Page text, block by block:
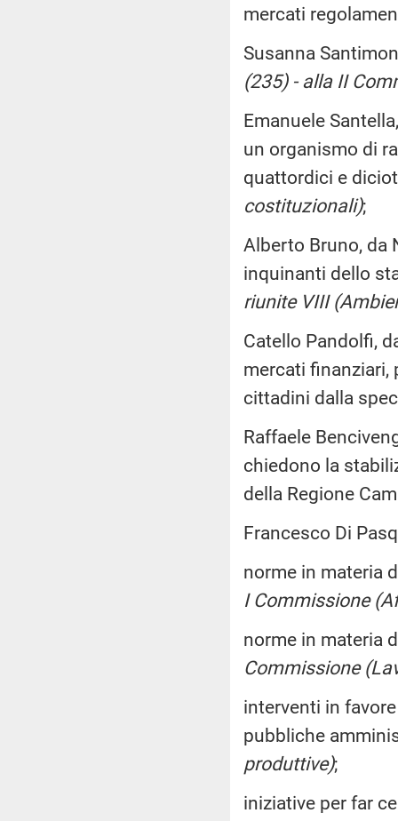
mercati
Susanna
(235) - alla II
Emanuele
un organismo di
quattordici e
costituzionali);
Alberto Bruno, da
inquinanti dello
riunite VIII
Catello Pandolfi,
mercati finanziari,
cittadini dalla
Raffaele
chiedono la
della Regione
Francesco Di
norme in materia
I Commissione
norme in materia
Commissione
interventi in
pubbliche
produttive);
iniziative per far